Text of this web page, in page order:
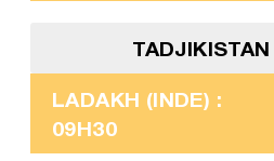
LADAKH (INDE) :
09H30